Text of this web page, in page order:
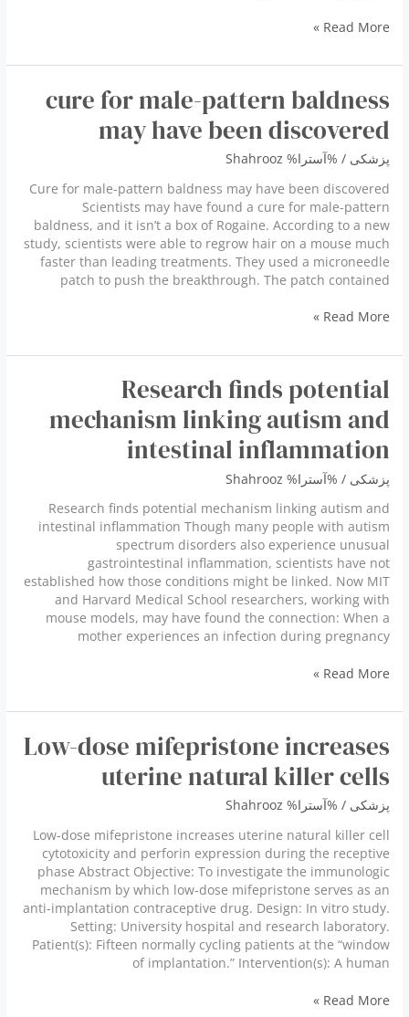
NAD+
نیکوتین
آدنین
دی
نوکلئوتید،
کوآنزیم
حیاتی
است
Read More »
cure for male-pattern baldness
may have been discovered
پزشكى / %آسترا% Shahrooz
Cure for male-pattern baldness may have been discovered
Scientists may have found a cure for male-pattern
baldness, and it isn’t a box of Rogaine. According to a new
study, scientists were able to regrow hair on a mouse much
faster than leading treatments. They used a microneedle
patch to push the breakthrough. The patch contained
cure
male-
baldness
may
have
been
discovered
Read More »
Research finds potential
mechanism linking autism and
intestinal inflammation
پزشكى / %آسترا% Shahrooz
Research finds potential mechanism linking autism and
intestinal inflammation Though many people with autism
spectrum disorders also experience unusual
gastrointestinal inflammation, scientists have not
established how those conditions might be linked. Now MIT
and Harvard Medical School researchers, working with
mouse models, may have found the connection: When a
mother experiences an infection during pregnancy
Research
potential
linking
autism
and
intestinal
inflammation
Read More »
Low-dose mifepristone increases
uterine natural killer cells
پزشكى / %آسترا% Shahrooz
Low-dose mifepristone increases uterine natural killer cell
cytotoxicity and perforin expression during the receptive
phase Abstract Objective: To investigate the immunologic
mechanism by which low-dose mifepristone serves as an
anti-implantation contraceptive drug. Design: In vitro study.
Setting: University hospital and research laboratory.
Patient(s): Fifteen normally cycling patients at the “window
of implantation.” Intervention(s): A human
Low-
Read More »